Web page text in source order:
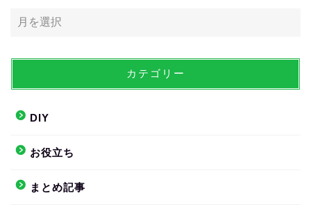
カテゴリー
DIY
お役立ち
まとめ記事